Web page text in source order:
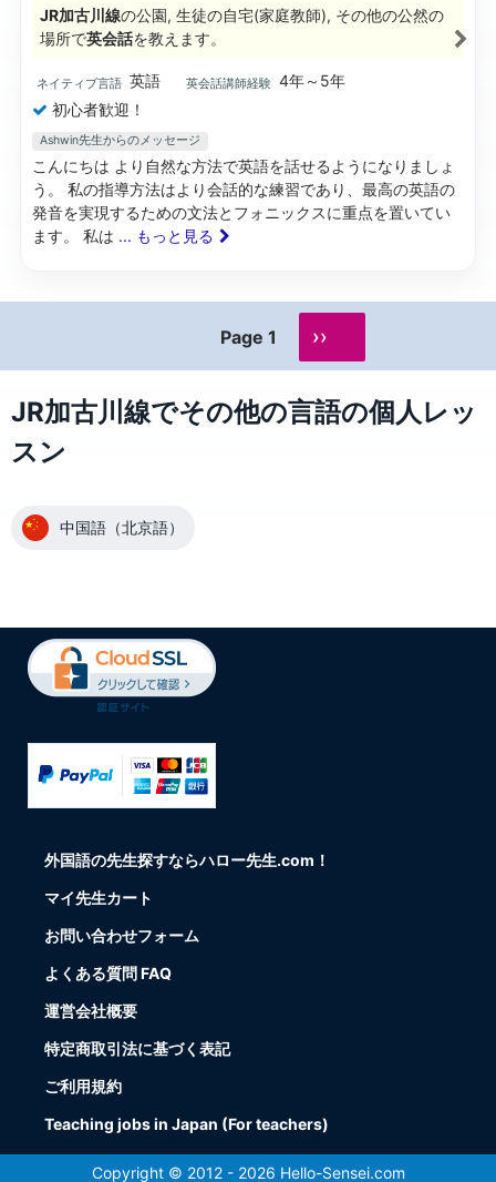
JR加古川線の公園, 生徒の自宅(家庭教師), その他の公然の
場所で英会話を教えます。
ネイティブ言語 英語 英会話講師経験 4年～5年
初心者歓迎！
Ashwin先生からのメッセージ
こんにちは より自然な方法で英語を話せるようになりましょ
う。 私の指導方法はより会話的な練習であり、最高の英語の
発音を実現するための文法とフォニックスに重点を置いてい
ます。 私は ... もっと見る
Page 1 ››
JR加古川線でその他の言語の個人レッ
スン
中国語（北京語）
外国語の先生探すならハロー先生.com！
マイ先生カート
お問い合わせフォーム
よくある質問 FAQ
運営会社概要
特定商取引法に基づく表記
ご利用規約
Teaching jobs in Japan (For teachers)
Copyright © 2012 - 2026 Hello-Sensei.com